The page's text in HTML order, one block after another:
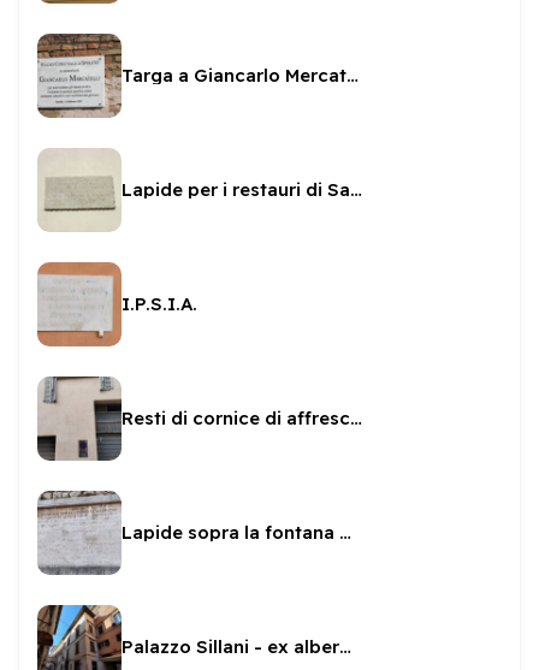
Targa a Giancarlo Mercatelli
Lapide per i restauri di San Ponziano
I.P.S.I.A.
Resti di cornice di affresco in Via del Trivio
Lapide sopra la fontana del Duomo
Palazzo Sillani - ex albergo dell'Angelo